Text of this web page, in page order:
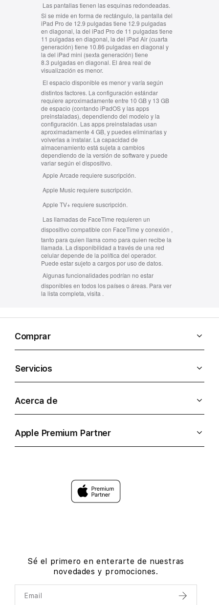
Las pantallas tienen las esquinas redondeadas.
Si se mide en forma de rectángulo, la pantalla del
iPad Pro de 12.9 pulgadas tiene 12.9 pulgadas
en diagonal, la del iPad Pro de 11 pulgadas tiene
11 pulgadas en diagonal, la del iPad Air (cuarta
generación) tiene 10.86 pulgadas en diagonal y
la del iPad mini (sexta generación) tiene
8.3 pulgadas en diagonal. El área real de
visualización es menor.
El espacio disponible es menor y varía según
distintos factores. La configuración estándar
requiere aproximadamente entre 10 GB y 13 GB
de espacio (contando iPadOS y las apps
preinstaladas), dependiendo del modelo y la
configuración. Las apps preinstaladas usan
aproximadamente 4 GB, y puedes eliminarlas y
volverlas a instalar. La capacidad de
almacenamiento está sujeta a cambios
dependiendo de la versión de software y puede
variar según el dispositivo.
Apple Arcade requiere suscripción.
Apple Music requiere suscripción.
Apple TV+ requiere suscripción.
Las llamadas de FaceTime requieren un
dispositivo compatible con FaceTime y conexión ,
tanto para quien llama como para quien recibe la
llamada. La disponibilidad a través de una red
celular depende de la política del operador.
Puede estar sujeto a cargos por uso de datos.
Algunas funcionalidades podrían no estar
disponibles en todos los países o áreas. Para ver
la lista completa, visita .
Comprar
Servicios
Acerca de
Apple Premium Partner
Sé el primero en enterarte de nuestras
novedades y promociones.
Email